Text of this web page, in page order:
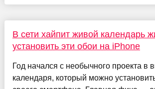
В сети хайпит живой календарь
установить эти обои на iPhone
Год начался с необычного проекта в
календаря, который можно